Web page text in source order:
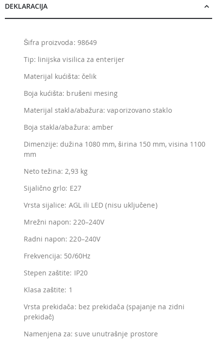
DEKLARACIJA
Šifra proizvoda: 98649
Tip: linijska visilica za enterijer
Materijal kućišta: čelik
Boja kućišta: brušeni mesing
Materijal stakla/abažura: vaporizovano staklo
Boja stakla/abažura: amber
Dimenzije: dužina 1080 mm, širina 150 mm, visina 1100
mm
Neto težina: 2,93 kg
Sijalično grlo: E27
Vrsta sijalice: AGL ili LED (nisu uključene)
Mrežni napon: 220–240V
Radni napon: 220–240V
Frekvencija: 50/60Hz
Stepen zaštite: IP20
Klasa zaštite: 1
Vrsta prekidača: bez prekidača (spajanje na zidni
prekidač)
Namenjena za: suve unutrašnje prostore